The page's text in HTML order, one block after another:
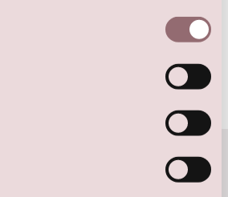
bei Wetterkapriolen: LEGGINGS